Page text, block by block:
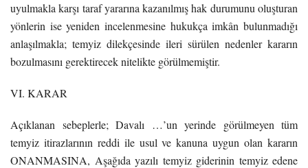
uyulmakla karşı taraf yararına kazanılmış hak durumunu oluşturan
yönlerin ise yeniden incelenmesine hukukça imkân bulunmadığı
anlaşılmakla; temyiz dilekçesinde ileri sürülen nedenler kararın
bozulmasını gerektirecek nitelikte görülmemiştir.
VI. KARAR
Açıklanan sebeplerle; Davalı …’un yerinde görülmeyen tüm
temyiz itirazlarının reddi ile usul ve kanuna uygun olan kararın
ONANMASINA, Aşağıda yazılı temyiz giderinin temyiz edene